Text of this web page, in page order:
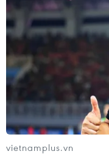
TIN CÙNG
Lâm Đồng vào cao
ngư dân phấn khởi
06/08/2026 09:06
vietnamplus.vn